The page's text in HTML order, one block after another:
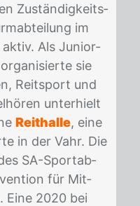
Zu­stän­dig­keits­
im
ak­tiv. Als Ju­ni­or­
sie
Reit­sport und
un­ter­hielt
Reithalle, eine
in der Vahr. Die
SA-Sport­ab­
für Mit­
Eine 2020 bei